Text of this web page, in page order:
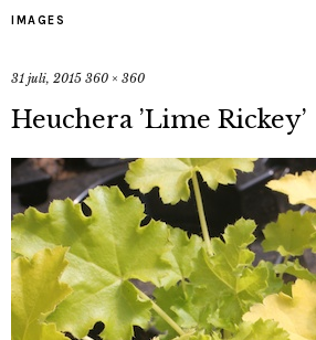
IMAGES
31 juli, 2015 360 × 360
Heuchera ’Lime Rickey’